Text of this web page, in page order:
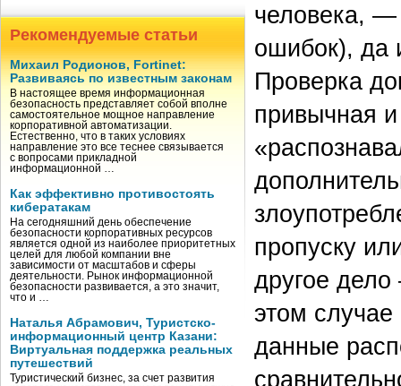
Рекомендуемые статьи
Михаил Родионов, Fortinet:
Развиваясь по известным законам
В настоящее время информационная
безопасность представляет собой вполне
самостоятельное мощное направление
корпоративной автоматизации.
Естественно, что в таких условиях
направление это все теснее связывается
с вопросами прикладной
информационной …
Как эффективно противостоять
кибератакам
На сегодняшний день обеспечение
безопасности корпоративных ресурсов
является одной из наиболее приоритетных
целей для любой компании вне
зависимости от масштабов и сферы
деятельности. Рынок информационной
безопасности развивается, а это значит,
что и …
Наталья Абрамович, Туристско-
информационный центр Казани:
Виртуальная поддержка реальных
путешествий
Туристический бизнес, за счет развития
человека, —
ошибок), да
Проверка
привычная
пропуску
другое
этом
данные